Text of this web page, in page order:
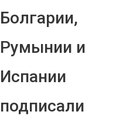
Болгарии,
Румынии и
Испании
подписали